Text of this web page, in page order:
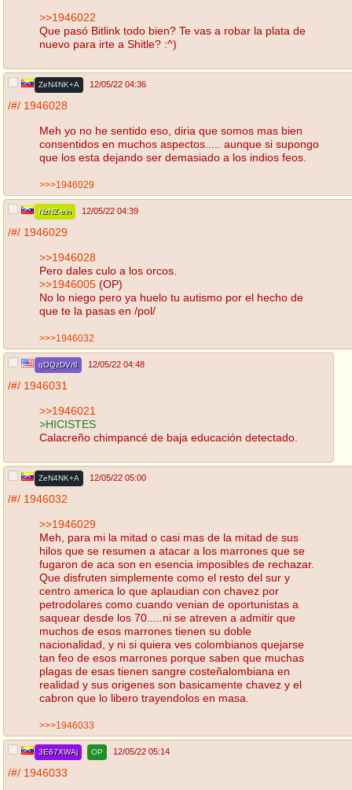
>>1946022
Que pasó Bitlink todo bien? Te vas a robar la plata de
nuevo para irte a Shitle? :^)
ZeN4NK+A 12/05/22 04:36
/#/ 1946028
Meh yo no he sentido eso, diria que somos mas bien
consentidos en muchos aspectos..... aunque si supongo
que los esta dejando ser demasiado a los indios feos.
>>>1946029
NzNZ-eln 12/05/22 04:39
/#/ 1946029
>>1946028
Pero dales culo a los orcos.
>>1946005 (OP)
No lo niego pero ya huelo tu autismo por el hecho de
que te la pasas en /pol/
>>>1946032
qOQzDVr8 12/05/22 04:48
/#/ 1946031
>>1946021
>HICISTES
Calacreño chimpancé de baja educación detectado.
ZeN4NK+A 12/05/22 05:00
/#/ 1946032
>>1946029
Meh, para mi la mitad o casi mas de la mitad de sus
hilos que se resumen a atacar a los marrones que se
fugaron de aca son en esencia imposibles de rechazar.
Que disfruten simplemente como el resto del sur y
centro america lo que aplaudian con chavez por
petrodolares como cuando venian de oportunistas a
saquear desde los 70.....ni se atreven a admitir que
muchos de esos marrones tienen su doble
nacionalidad, y ni si quiera ves colombianos quejarse
tan feo de esos marrones porque saben que muchas
plagas de esas tienen sangre costeñalombiana en
realidad y sus origenes son basicamente chavez y el
cabron que lo libero trayendolos en masa.
>>>1946033
3E67XWAj OP 12/05/22 05:14
/#/ 1946033